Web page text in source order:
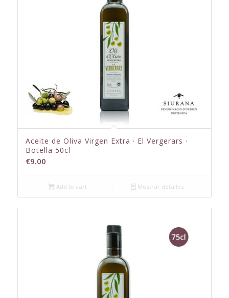
Aceite de Oliva Virgen Extra · El Vergerars ·
Botella 50cl
€9.00
Add to cart Mostrar detalles